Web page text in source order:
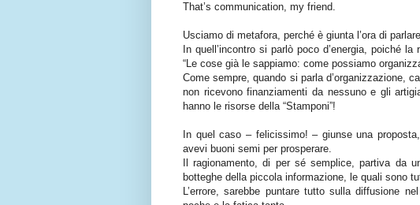
That’s communication, my friend.
Usciamo di metafora, perché è giunta l’ora di
In quell’incontro si parlò poco d’energia, poiché
“Le cose già le sappiamo: come possiamo
Come sempre, quando si parla d’organizzazione,
non ricevono finanziamenti da nessuno e gli
hanno le risorse della “Stamponi”!
In quel caso – felicissimo! – giunse una
avevi buoni semi per prosperare.
Il ragionamento, di per sé semplice, partiva da
botteghe della piccola informazione, le quali sono
L’errore, sarebbe puntare tutto sulla diffusione